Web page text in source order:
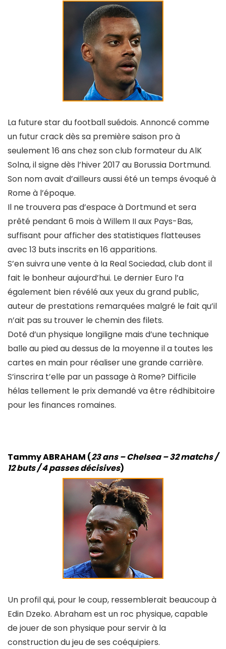
La future star du football suédois. Annoncé comme
un futur crack dès sa première saison pro à
seulement 16 ans chez son club formateur du AlK
Solna, il signe dès l’hiver 2017 au Borussia Dortmund.
Son nom avait d’ailleurs aussi été un temps évoqué à
Rome à l’époque.
Il ne trouvera pas d’espace à Dortmund et sera
prêté pendant 6 mois à Willem II aux Pays-Bas,
suffisant pour afficher des statistiques flatteuses
avec 13 buts inscrits en 16 apparitions.
S’en suivra une vente à la Real Sociedad, club dont il
fait le bonheur aujourd’hui. Le dernier Euro l’a
également bien révélé aux yeux du grand public,
auteur de prestations remarquées malgré le fait qu’il
n’ait pas su trouver le chemin des filets.
Doté d’un physique longiligne mais d’une technique
balle au pied au dessus de la moyenne il a toutes les
cartes en main pour réaliser une grande carrière.
S’inscrira t’elle par un passage à Rome? Difficile
hélas tellement le prix demandé va être rédhibitoire
pour les finances romaines.
Tammy ABRAHAM (23 ans – Chelsea – 32 matchs /
12 buts / 4 passes décisives)
Un profil qui, pour le coup, ressemblerait beaucoup à
Edin Dzeko. Abraham est un roc physique, capable
de jouer de son physique pour servir à la
construction du jeu de ses coéquipiers.